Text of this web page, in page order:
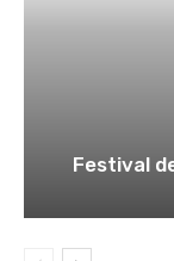
Festival